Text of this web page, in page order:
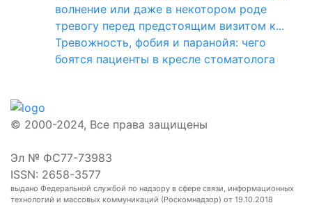
волнение или даже в некотором роде
тревогу перед предстоящим визитом к...
Тревожность, фобия и паранойя: чего
боятся пациенты в кресле стоматолога
© 2000-2024, Все права защищены
Эл № ФС77-73983
ISSN: 2658-3577
выдано Федеральной службой по надзору в сфере связи, информационных
технологий и массовых коммуникаций (Роскомнадзор) от 19.10.2018